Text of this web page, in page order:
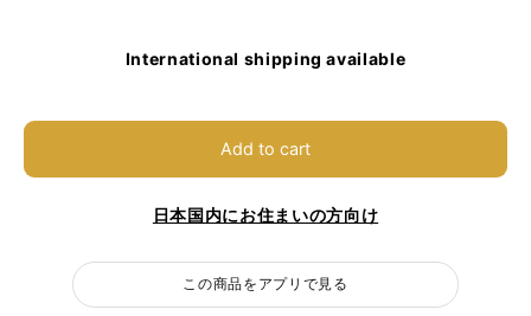
International shipping available
Add to cart
日本国内にお住まいの方向け
この商品をアプリで見る